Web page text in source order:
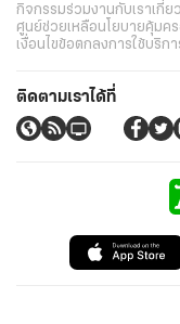
บันเทิง
นิยาย
กีฬา
ฟุตบอลต่่างประเทศ
ไทยรัฐอีเวนต์